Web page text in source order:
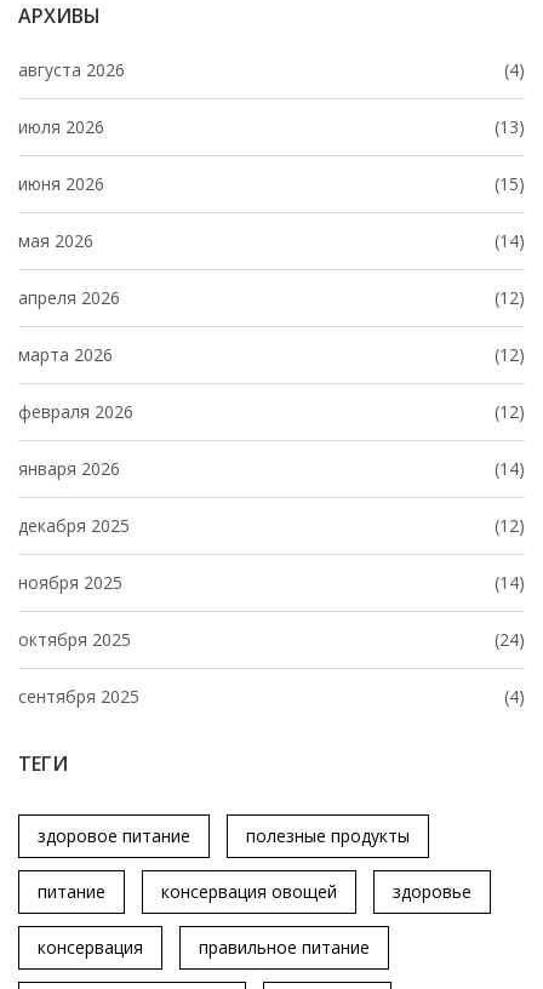
АРХИВЫ
августа 2026 (4)
июля 2026 (13)
июня 2026 (15)
мая 2026 (14)
апреля 2026 (12)
марта 2026 (12)
февраля 2026 (12)
января 2026 (14)
декабря 2025 (12)
ноября 2025 (14)
октября 2025 (24)
сентября 2025 (4)
ТЕГИ
здоровое питание полезные продукты
питание консервация овощей здоровье
консервация правильное питание